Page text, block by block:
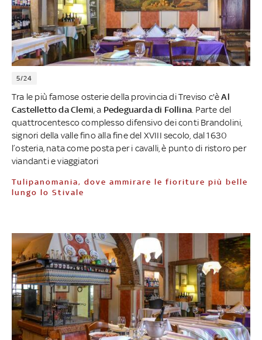
5/24
Tra le più famose osterie della provincia di Treviso c'èAl
Castelletto da Clemi , a Pedeguarda di Follina . Parte del
quattrocentesco complesso difensivo dei conti Brandolini,
signori della valle fino alla fine del XVIII secolo, dal 1630
l’osteria, nata come posta per i cavalli, è punto di ristoro per
viandanti e viaggiatori
Tulipanomania, dove ammirare le fioriture più belle
lungo lo Stivale